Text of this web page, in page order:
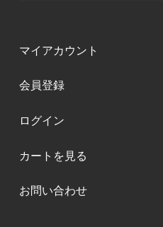
マイアカウント
会員登録
ログイン
カートを見る
お問い合わせ